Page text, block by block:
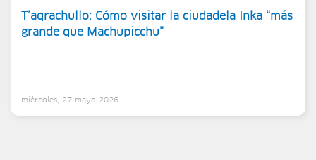
T’aqrachullo: Cómo visitar la ciudadela Inka “más
grande que Machupicchu”
miércoles, 27 mayo 2026